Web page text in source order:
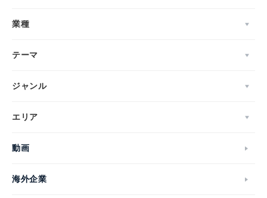
業種
テーマ
ジャンル
エリア
動画
海外企業